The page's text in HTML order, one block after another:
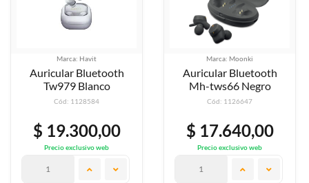
Marca: Havit
Auricular Bluetooth
Tw979 Blanco
Cód: 1128584
$ 19.300,00
Precio exclusivo web
Marca: Moonki
Auricular Bluetooth
Mh-tws66 Negro
Cód: 1126647
$ 17.640,00
Precio exclusivo web